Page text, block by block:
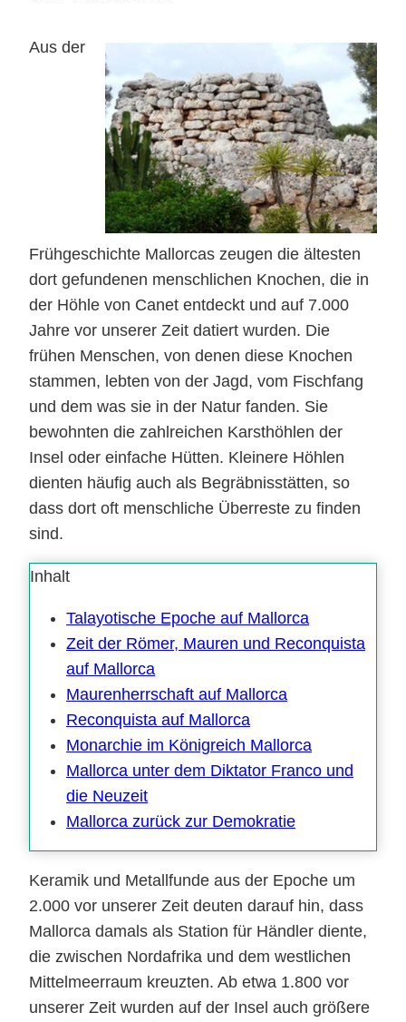
Aus der
Frühgeschichte Mallorcas zeugen die ältesten
dort gefundenen menschlichen Knochen, die in
der Höhle von Canet entdeckt und auf 7.000
Jahre vor unserer Zeit datiert wurden. Die
frühen Menschen, von denen diese Knochen
stammen, lebten von der Jagd, vom Fischfang
und dem was sie in der Natur fanden. Sie
bewohnten die zahlreichen Karsthöhlen der
Insel oder einfache Hütten. Kleinere Höhlen
dienten häufig auch als Begräbnisstätten, so
dass dort oft menschliche Überreste zu finden
sind.
Inhalt
Talayotische Epoche auf Mallorca
Zeit der Römer, Mauren und Reconquista
auf Mallorca
Maurenherrschaft auf Mallorca
Reconquista auf Mallorca
Monarchie im Königreich Mallorca
Mallorca unter dem Diktator Franco und
die Neuzeit
Mallorca zurück zur Demokratie
Keramik und Metallfunde aus der Epoche um
2.000 vor unserer Zeit deuten darauf hin, dass
Mallorca damals als Station für Händler diente,
die zwischen Nordafrika und dem westlichen
Mittelmeerraum kreuzten. Ab etwa 1.800 vor
unserer Zeit wurden auf der Insel auch größere